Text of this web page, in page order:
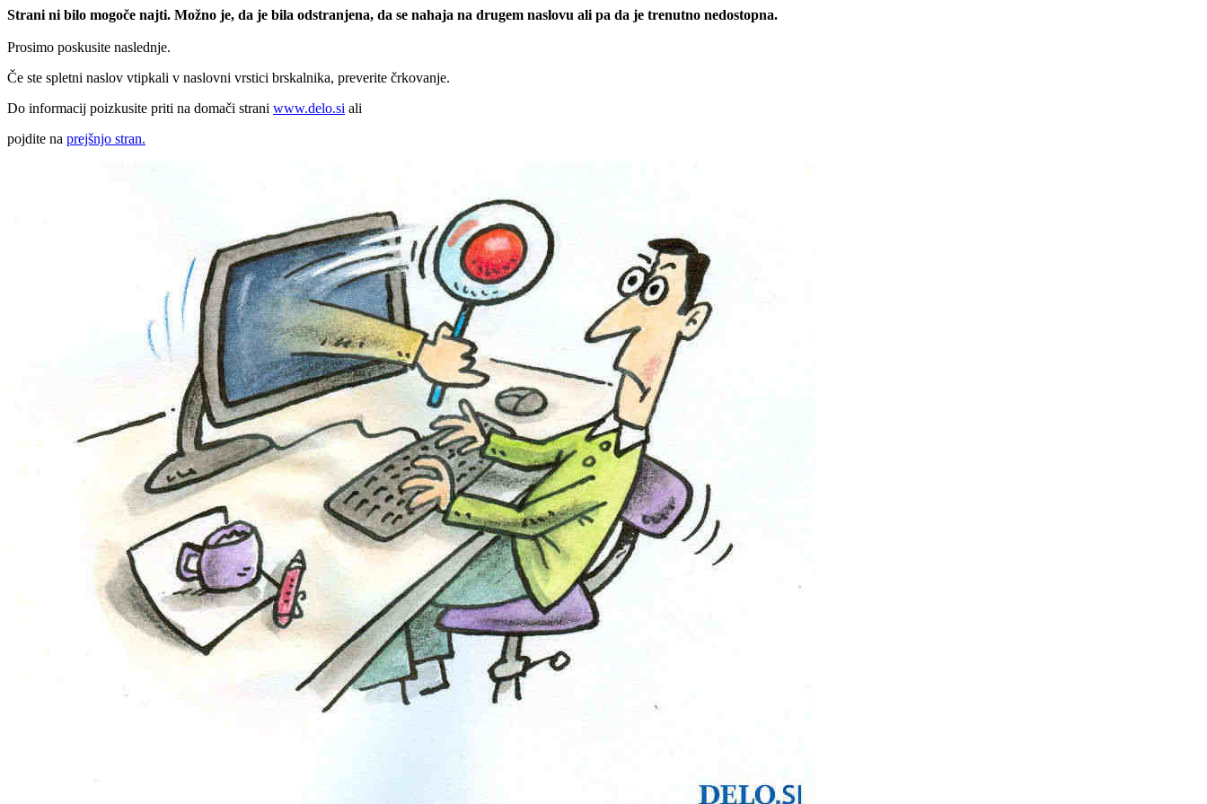
Strani ni bilo mogoče najti. Možno je, da je bila odstranjena, da se nahaja na drugem naslovu ali pa da je trenutno nedostopna.
Prosimo poskusite naslednje.
Če ste spletni naslov vtipkali v naslovni vrstici brskalnika, preverite črkovanje.
Do informacij poizkusite priti na domači strani www.delo.si ali
pojdite na prejšnjo stran.